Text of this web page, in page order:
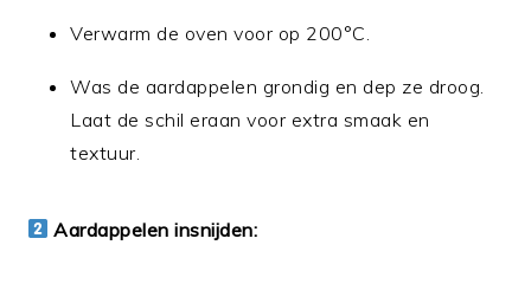
Verwarm de oven voor op 200°C.
Was de aardappelen grondig en dep ze droog.
Laat de schil eraan voor extra smaak en
textuur.
Aardappelen insnijden: